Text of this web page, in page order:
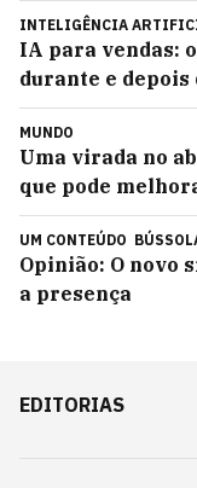
INTELIGÊNCIA
IA para vendas:
durante e
MUNDO
Uma virada no
que pode
UM CONTEÚDO
Opinião: O novo
a presença
EDITORIAS